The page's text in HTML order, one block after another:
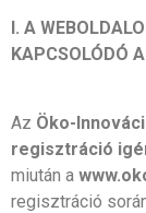
I. A
KAPCSOLÓDÓ
Az Öko-
regisztráció
miután a
regisztráció